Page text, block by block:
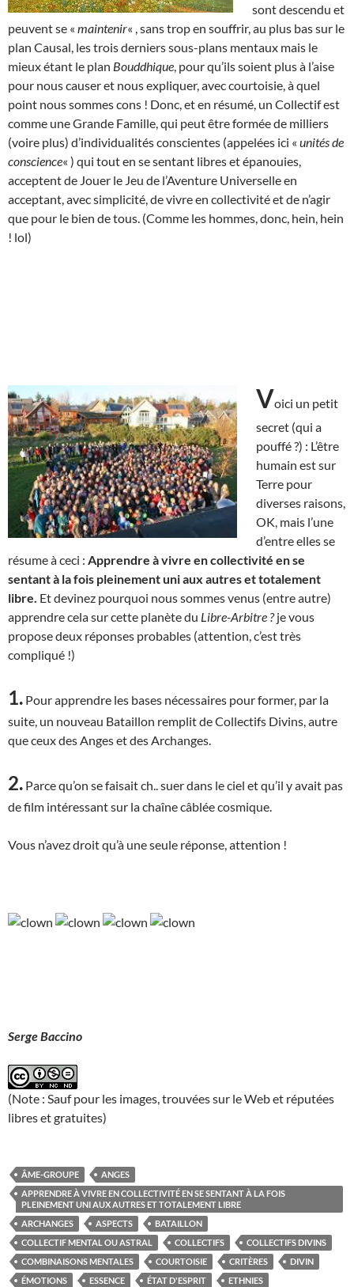
sont descendu et
peuvent se « maintenir« , sans trop en souffrir, au plus bas sur le
plan Causal, les trois derniers sous-plans mentaux mais le
mieux étant le plan Bouddhique , pour qu’ils soient plus à l’aise
pour nous causer et nous expliquer, avec courtoisie, à quel
point nous sommes cons ! Donc, et en résumé, un Collectif est
comme une Grande Famille, qui peut être formée de milliers
(voire plus) d’individualités conscientes (appelées ici « unités de
conscience« ) qui tout en se sentant libres et épanouies,
acceptent de Jouer le Jeu de l’Aventure Universelle en
acceptant, avec simplicité, de vivre en collectivité et de n’agir
que pour le bien de tous. (Comme les hommes, donc, hein, hein
! lol)
Voici un petit
secret (qui a
pouffé ?) : L’être
humain est sur
Terre pour
diverses raisons,
OK, mais l’une
d’entre elles se
résume à ceci : Apprendre à vivre en collectivité en se
sentant à la fois pleinement uni aux autres et totalement
libre. Et devinez pourquoi nous sommes venus (entre autre)
apprendre cela sur cette planète du Libre-Arbitre ?je vous
propose deux réponses probables (attention, c’est très
compliqué !)
1. Pour apprendre les bases nécessaires pour former, par la
suite, un nouveau Bataillon remplit de Collectifs Divins, autre
que ceux des Anges et des Archanges.
2. Parce qu’on se faisait ch.. suer dans le ciel et qu’il y avait pas
de film intéressant sur la chaîne câblée cosmique.
Vous n’avez droit qu’à une seule réponse, attention !
Serge Baccino
(Note : Sauf pour les images, trouvées sur le Web et réputées
libres et gratuites)
ÂME-GROUPE
ANGES
APPRENDRE À VIVRE EN COLLECTIVITÉ EN SE SENTANT À LA FOIS
PLEINEMENT UNI AUX AUTRES ET TOTALEMENT LIBRE
ARCHANGES
ASPECTS
BATAILLON
COLLECTIF MENTAL OU ASTRAL
COLLECTIFS
COLLECTIFS DIVINS
COMBINAISONS MENTALES
COURTOISIE CRITÈRES
DIVIN
ÉMOTIONS
ESSENCE ÉTAT D'ESPRIT ETHNIES